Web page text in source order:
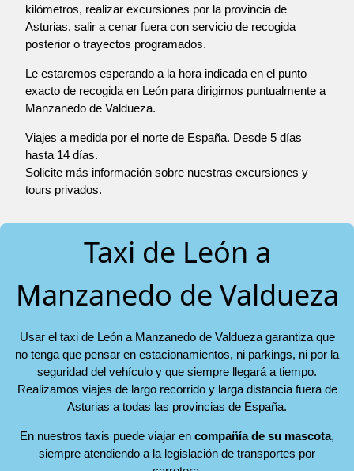
kilómetros, realizar excursiones por la provincia de
Asturias, salir a cenar fuera con servicio de recogida
posterior o trayectos programados.
Le estaremos esperando a la hora indicada en el punto
exacto de recogida en León para dirigirnos puntualmente a
Manzanedo de Valdueza.
Viajes a medida por el norte de España. Desde 5 días
hasta 14 días.
Solicite más información sobre nuestras excursiones y
tours privados.
Taxi de León a
Manzanedo de Valdueza
Usar el taxi de León a Manzanedo de Valdueza garantiza que
no tenga que pensar en estacionamientos, ni parkings, ni por la
seguridad del vehículo y que siempre llegará a tiempo.
Realizamos viajes de largo recorrido y larga distancia fuera de
Asturias a todas las provincias de España.
En nuestros taxis puede viajar en compañía de su mascota,
siempre atendiendo a la legislación de transportes por